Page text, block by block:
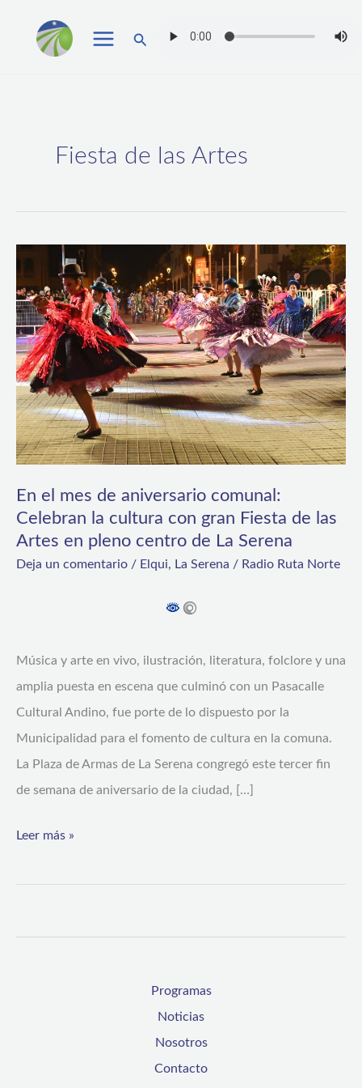
Buscar
Fiesta de las Artes
En el mes de aniversario comunal:
Celebran la cultura con gran Fiesta de las
Artes en pleno centro de La Serena
Deja un comentario / Elqui, La Serena / Radio Ruta Norte
Música y arte en vivo, ilustración, literatura, folclore y una
amplia puesta en escena que culminó con un Pasacalle
Cultural Andino, fue porte de lo dispuesto por la
Municipalidad para el fomento de cultura en la comuna.
La Plaza de Armas de La Serena congregó este tercer fin
de semana de aniversario de la ciudad, […]
En
mes
de
aniversario
comunal:
Celebran
la
cultura
con
gran
Fiesta
de
centro
Leer más »
Programas
Noticias
Nosotros
Contacto